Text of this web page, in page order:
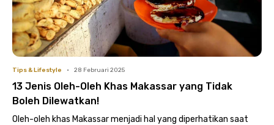
Tips & Lifestyle • 28 Februari 2025
13 Jenis Oleh-Oleh Khas Makassar yang Tidak
Boleh Dilewatkan!
Oleh-oleh khas Makassar menjadi hal yang diperhatikan saat